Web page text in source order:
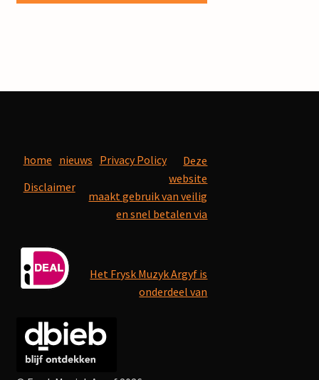
home nieuws Privacy Policy
Disclaimer
Deze
website
maakt gebruik van veilig
en snel betalen via
Het Frysk Muzyk Argyf is
onderdeel van